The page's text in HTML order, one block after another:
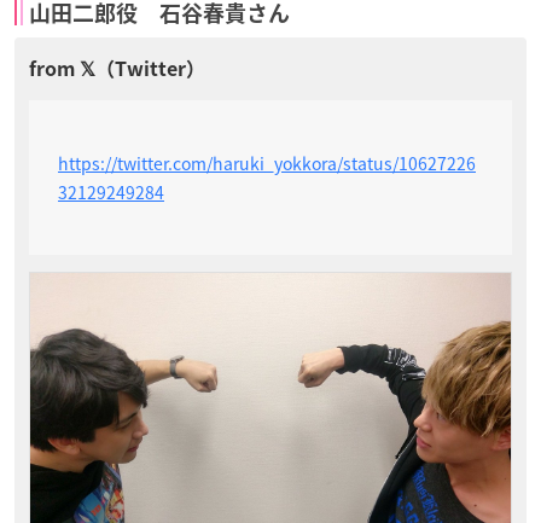
山田二郎役 石谷春貴さん
https://twitter.com/haruki_yokkora/status/10627226
32129249284